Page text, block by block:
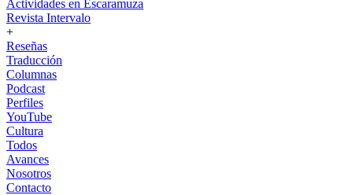
Actividades en Escaramuza
Revista Intervalo
+
Reseñas
Traducción
Columnas
Podcast
Perfiles
YouTube
Cultura
Todos
Avances
Nosotros
Contacto